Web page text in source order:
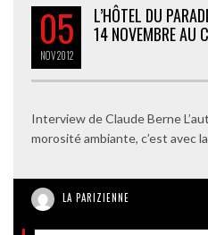
05
NOV2012
L’HÔTEL DU
14 NOVEMBRE AU
Interview de Claude Berne
morosité ambiante, c’est avec
LA PARIZIENNE